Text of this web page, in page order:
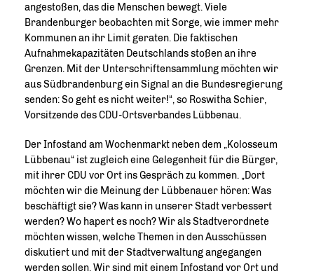
angestoßen, das die Menschen bewegt. Viele
Brandenburger beobachten mit Sorge, wie immer mehr
Kommunen an ihr Limit geraten. Die faktischen
Aufnahmekapazitäten Deutschlands stoßen an ihre
Grenzen. Mit der Unterschriftensammlung möchten wir
aus Südbrandenburg ein Signal an die Bundesregierung
senden: So geht es nicht weiter!“, so Roswitha Schier,
Vorsitzende des CDU-Ortsverbandes Lübbenau.
Der Infostand am Wochenmarkt neben dem „Kolosseum
Lübbenau“ ist zugleich eine Gelegenheit für die Bürger,
mit ihrer CDU vor Ort ins Gespräch zu kommen. „Dort
möchten wir die Meinung der Lübbenauer hören: Was
beschäftigt sie? Was kann in unserer Stadt verbessert
werden? Wo hapert es noch? Wir als Stadtverordnete
möchten wissen, welche Themen in den Ausschüssen
diskutiert und mit der Stadtverwaltung angegangen
werden sollen. Wir sind mit einem Infostand vor Ort und